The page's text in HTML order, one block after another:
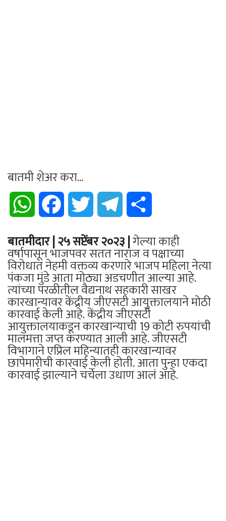
बातमी शेअर करा...
WhatsApp Facebook Twitter Telegram
बातमीदार | २५ सप्टेंबर २०२३ |गेल्या काही
वर्षापासून भाजपवर सतत नाराज व पक्षाच्या
विरोधात नेहमी वक्तव्य करणारे भाजप महिला नेत्या
पंकजा मुंडे आता मोठ्या अडचणीत आल्या आहे.
त्यांच्या परळीतील वैद्यनाथ सहकारी साखर
कारखान्यावर केंद्रीय जीएसटी आयुक्तालयाने मोठी
कारवाई केली आहे. केंद्रीय जीएसटी
आयुक्तालयाकडून कारखान्याची 19 कोटी रुपयांची
मालमत्ता जप्त करण्यात आली आहे. जीएसटी
विभागाने एप्रिल महिन्यातही कारखान्यावर
छापेमारीची कारवाई केली होती. आता पुन्हा एकदा
कारवाई झाल्याने चर्चेला उधाण आलं आहे.